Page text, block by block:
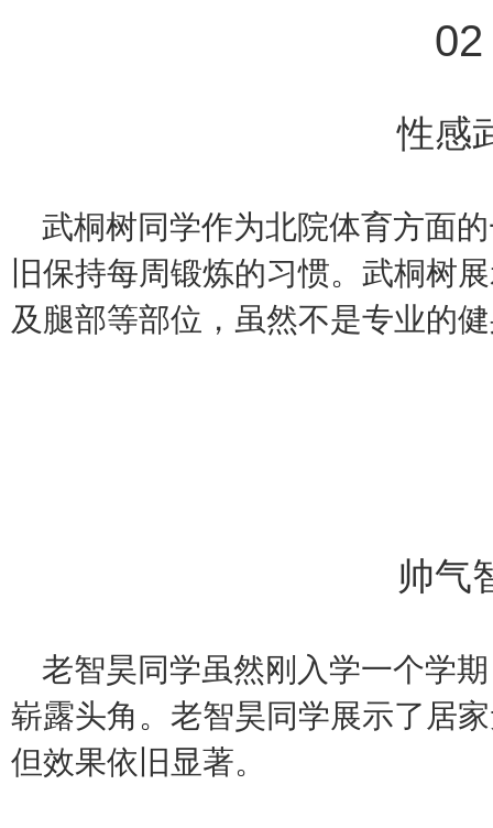
性感
武桐树同学作为北院体育方面
旧保持每周锻炼的习惯。武桐树
及腿部等部位，虽然不是专业的
帅气
老智昊同学虽然刚入学一个学
崭露头角。老智昊同学展示了居
但效果依旧显著。